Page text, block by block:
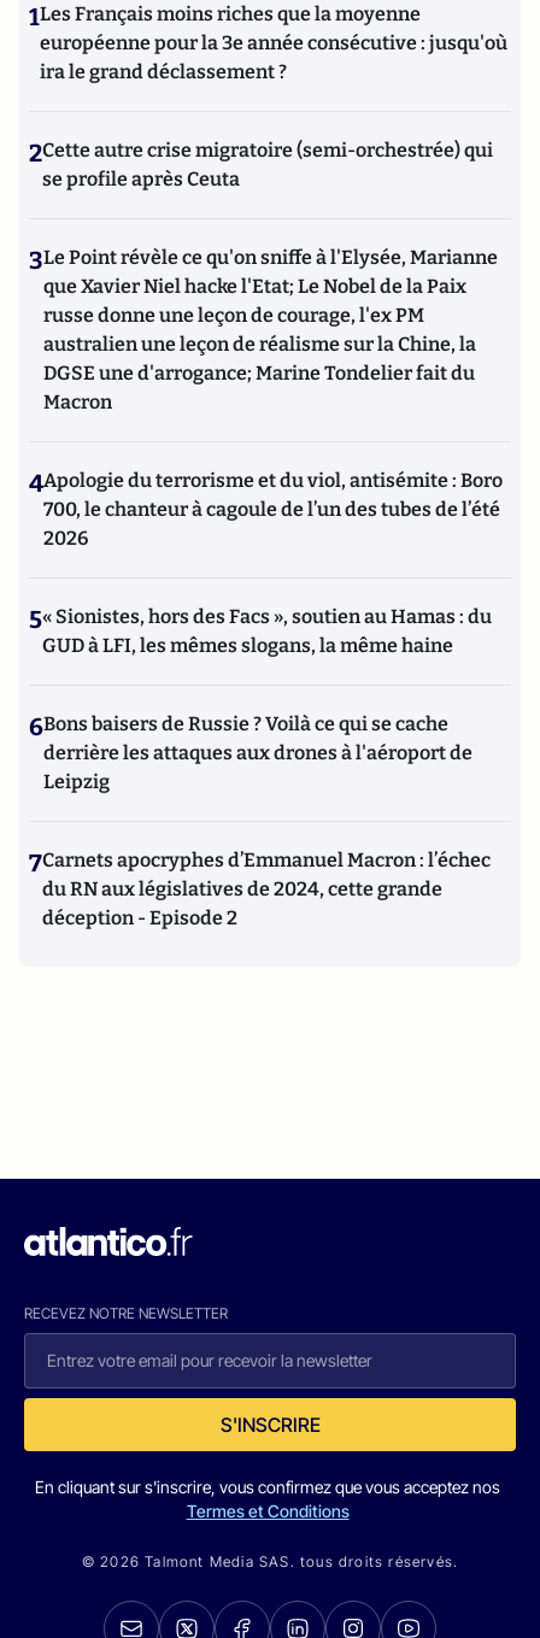
1Les Français moins riches que la moyenne
européenne pour la 3e année consécutive : jusqu'où
ira le grand déclassement ?
2Cette autre crise migratoire (semi-orchestrée) qui
se profile après Ceuta
3Le Point révèle ce qu'on sniffe à l'Elysée, Marianne
que Xavier Niel hacke l'Etat; Le Nobel de la Paix
russe donne une leçon de courage, l'ex PM
australien une leçon de réalisme sur la Chine, la
DGSE une d'arrogance; Marine Tondelier fait du
Macron
4Apologie du terrorisme et du viol, antisémite : Boro
700, le chanteur à cagoule de l’un des tubes de l’été
2026
5« Sionistes, hors des Facs », soutien au Hamas : du
GUD à LFI, les mêmes slogans, la même haine
6Bons baisers de Russie ? Voilà ce qui se cache
derrière les attaques aux drones à l'aéroport de
Leipzig
7Carnets apocryphes d’Emmanuel Macron : l’échec
du RN aux législatives de 2024, cette grande
déception - Episode 2
RECEVEZ NOTRE NEWSLETTER
S'INSCRIRE
En cliquant sur s'inscrire, vous confirmez que vous acceptez nos
Termes et Conditions
© 2026 Talmont Media SAS. tous droits réservés.